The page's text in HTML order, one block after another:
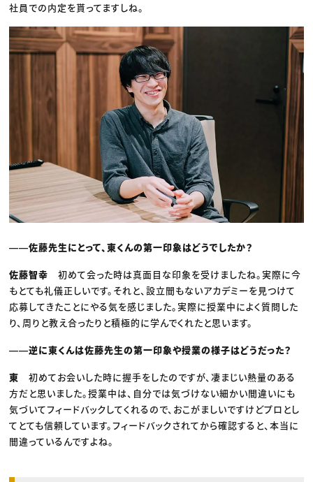
社員での内定を貰ってますしね。
――佐藤先生にとって、東くんの第一印象はどうでしたか？
佐藤智幸 初めて会った時は真面目な印象を受けましたね。実際に今
もとても礼儀正しいです。それと、設立間もないアカデミーを見つけて
応募してきたことにやる気を感じました。実際に授業中によく質問した
り、周りと教え合ったりと積極的に学んでくれたと思います。
――逆に東くんは佐藤先生の第一印象や授業の様子はどうだった？
東 初めてお会いした時に握手をしたのですが、凄まじい熱量のある
方だと思いました。授業中は、自分では気づけない細かい間違いにも
気づいてフィードバックしてくれるので、おこがましいですけどプロとし
てとても信頼しています。フィードバックされてから確認すると、本当に
間違っているんですよね。